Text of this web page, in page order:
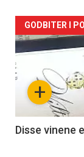
Forsiden
akkurat
nå
3
+
GODBITER I
Disse vinene